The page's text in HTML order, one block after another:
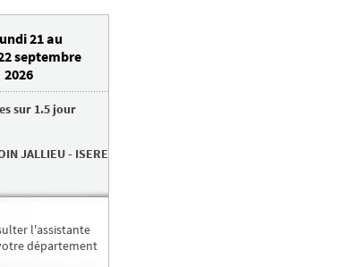
21 au
septembre
2026
sur 1.5 jour
JALLIEU- ISERE
l'assistante
département